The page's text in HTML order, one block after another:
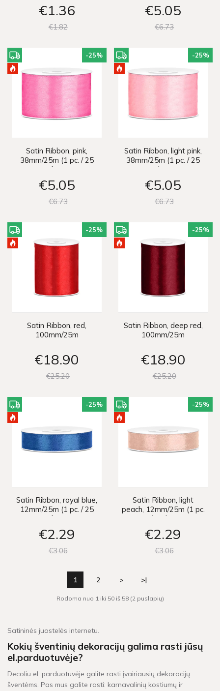
€1 36
€182
€5 05
€673
-25%
Satin Ribbon, pink,
38mm/25m (1 pc. / 25
lm)
€5 05
€673
-25%
Satin Ribbon, light pink,
38mm/25m (1 pc. / 25
lm)
€5 05
€673
-25%
Satin Ribbon, red,
100mm/25m
€18 90
€2520
-25%
Satin Ribbon, deep red,
100mm/25m
€18 90
€2520
-25%
Satin Ribbon, royal blue,
12mm/25m (1 pc. / 25
lm)
€2 29
€306
-25%
Satin Ribbon, light
peach, 12mm/25m (1 pc.
/ 25 lm)
€2 29
€306
1 2 > >|
Rodoma nuo 1 iki 50 iš 58 (2 puslapių)
Satininės juostelės internetu.
Kokių šventinių dekoracijų galima rasti jūsų
el.parduotuvėje?
Decoliu el. parduotuvėje galite rasti įvairiausių dekoracijų
šventėms. Pas mus galite rasti: karnavalinių kostiumų ir